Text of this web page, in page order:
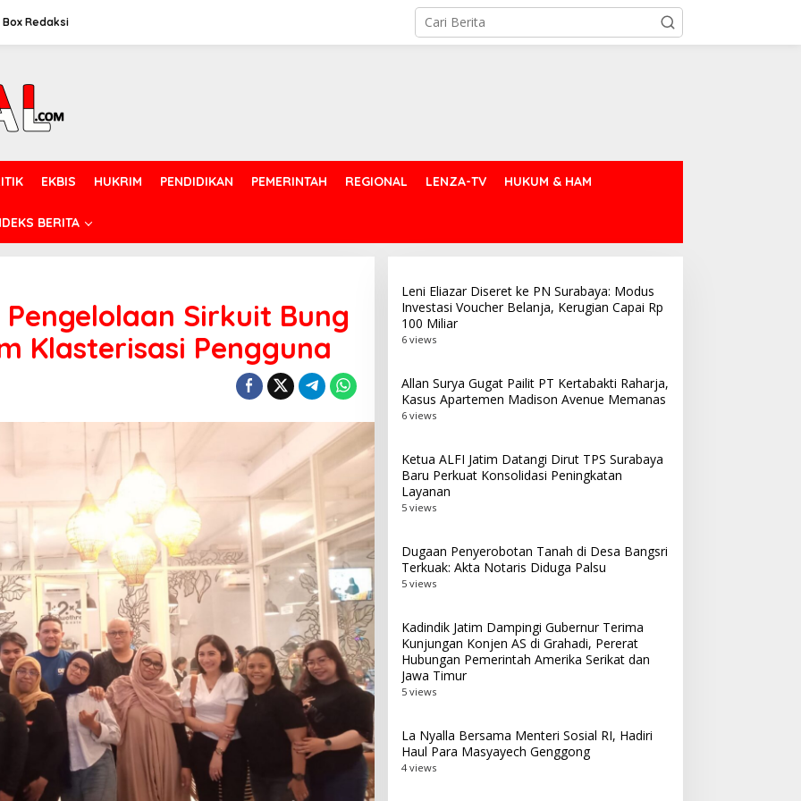
Box Redaksi
EKBIS HUKRIM PENDIDIKAN PEMERINTAH REGIONAL LENZA-TV HUKUM & HAM
BERITA
Sirkuit Bung
Klasterisasi Pengguna
Leni Eliazar Diseret ke PN Surabaya: Modus
Investasi Voucher Belanja, Kerugian Capai Rp
100 Miliar
6 views
Allan Surya Gugat Pailit PT Kertabakti Raharja,
Kasus Apartemen Madison Avenue Memanas
6 views
Ketua ALFI Jatim Datangi Dirut TPS Surabaya
Baru Perkuat Konsolidasi Peningkatan
Layanan
5 views
Dugaan Penyerobotan Tanah di Desa Bangsri
Terkuak: Akta Notaris Diduga Palsu
5 views
Kadindik Jatim Dampingi Gubernur Terima
Kunjungan Konjen AS di Grahadi, Pererat
Hubungan Pemerintah Amerika Serikat dan
Jawa Timur
5 views
La Nyalla Bersama Menteri Sosial RI, Hadiri
Haul Para Masyayech Genggong
4 views